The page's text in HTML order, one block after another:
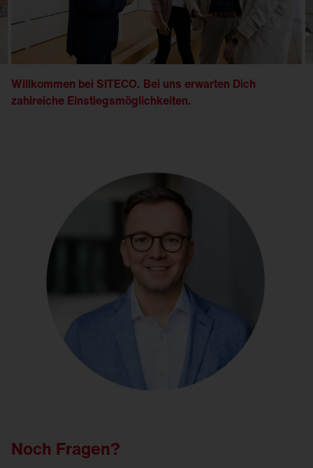
Willkommen bei SITECO. Bei uns erwarten Dich
zahlreiche Einstiegsmöglichkeiten.
Noch Fragen?